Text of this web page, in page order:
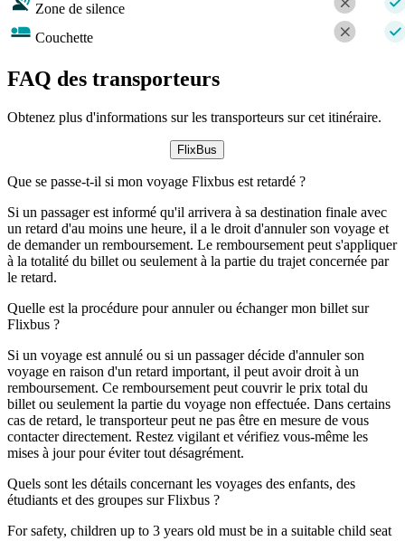
Zone de silence
Couchette
FAQ des transporteurs
Obtenez plus d'informations sur les transporteurs sur cet itinéraire.
FlixBus
Que se passe-t-il si mon voyage Flixbus est retardé ?
Si un passager est informé qu'il arrivera à sa destination finale avec
un retard d'au moins une heure, il a le droit d'annuler son voyage et
de demander un remboursement. Le remboursement peut s'appliquer
à la totalité du billet ou seulement à la partie du trajet concernée par
le retard.
Quelle est la procédure pour annuler ou échanger mon billet sur
Flixbus ?
Si un voyage est annulé ou si un passager décide d'annuler son
voyage en raison d'un retard important, il peut avoir droit à un
remboursement. Ce remboursement peut couvrir le prix total du
billet ou seulement la partie du voyage non effectuée. Dans certains
cas de retard, le transporteur peut ne pas être en mesure de vous
contacter directement. Restez vigilant et vérifiez vous-même les
mises à jour pour éviter tout désagrément.
Quels sont les détails concernant les voyages des enfants, des
étudiants et des groupes sur Flixbus ?
For safety, children up to 3 years old must be in a suitable child seat